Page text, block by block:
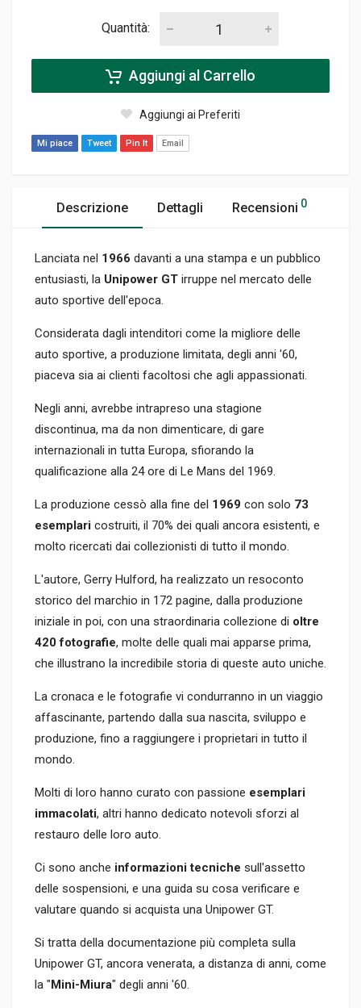
Quantità:
Aggiungi al Carrello
Aggiungi ai Preferiti
Mi piace Tweet Pin It Email
Descrizione Dettagli Recensioni 0
Lanciata nel 1966 davanti a una stampa e un pubblico
entusiasti, la Unipower GT irruppe nel mercato delle
auto sportive dell'epoca.
Considerata dagli intenditori come la migliore delle
auto sportive, a produzione limitata, degli anni '60,
piaceva sia ai clienti facoltosi che agli appassionati.
Negli anni, avrebbe intrapreso una stagione
discontinua, ma da non dimenticare, di gare
internazionali in tutta Europa, sfiorando la
qualificazione alla 24 ore di Le Mans del 1969.
La produzione cessò alla fine del 1969 con solo 73
esemplari costruiti, il 70% dei quali ancora esistenti, e
molto ricercati dai collezionisti di tutto il mondo.
L'autore, Gerry Hulford, ha realizzato un resoconto
storico del marchio in 172 pagine, dalla produzione
iniziale in poi, con una straordinaria collezione di oltre
420 fotografie, molte delle quali mai apparse prima,
che illustrano la incredibile storia di queste auto uniche.
La cronaca e le fotografie vi condurranno in un viaggio
affascinante, partendo dalla sua nascita, sviluppo e
produzione, fino a raggiungere i proprietari in tutto il
mondo.
Molti di loro hanno curato con passione esemplari
immacolati, altri hanno dedicato notevoli sforzi al
restauro delle loro auto.
Ci sono anche informazioni tecniche sull'assetto
delle sospensioni, e una guida su cosa verificare e
valutare quando si acquista una Unipower GT.
Si tratta della documentazione più completa sulla
Unipower GT, ancora venerata, a distanza di anni, come
la "Mini-Miura" degli anni '60.